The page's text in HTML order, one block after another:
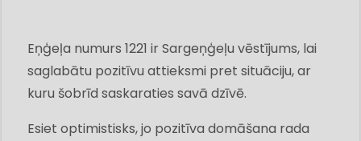
Eņģeļa numurs 1221 ir Sargeņģeļu vēstījums, lai
saglabātu pozitīvu attieksmi pret situāciju, ar
kuru šobrīd saskaraties savā dzīvē.
Esiet optimistisks, jo pozitīva domāšana rada